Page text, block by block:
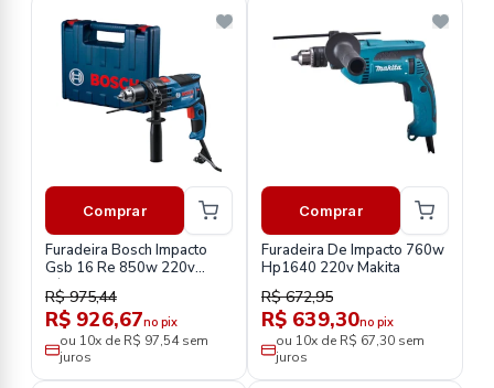
Comprar
Furadeira Bosch Impacto
Gsb 16 Re 850w 220v
C/Maleta
R$ 975,44
R$ 926,67no pix
ou 10x de R$ 97,54 sem
juros
Comprar
Furadeira De Impacto 760w
Hp1640 220v Makita
R$ 672,95
R$ 639,30no pix
ou 10x de R$ 67,30 sem
juros